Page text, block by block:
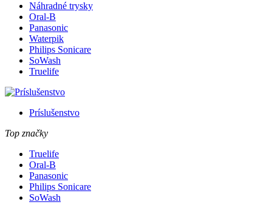
Náhradné trysky
Oral-B
Panasonic
Waterpik
Philips Sonicare
SoWash
Truelife
Príslušenstvo
Top značky
Truelife
Oral-B
Panasonic
Philips Sonicare
SoWash